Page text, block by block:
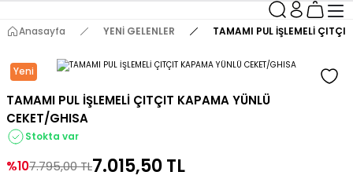
Anasayfa YENİ GELENLER TAMAMI PUL İŞLEMELİ
Yeni
TAMAMI PUL İŞLEMELİ ÇITÇIT KAPAMA YÜNLÜ
CEKET/GHISA
Stokta var
%107.795,00 TL7.015,50 TL